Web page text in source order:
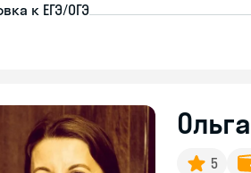
к ЕГЭ/ОГЭ
Ольга
5